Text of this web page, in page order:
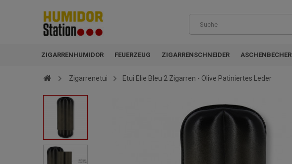
ZIGARRENHUMIDOR FEUERZEUG ZIGARRENSCHNEIDER ASCHENBECHER
Zigarrenetui Etui Elie Bleu 2 Zigarren - Olive Patiniertes Leder